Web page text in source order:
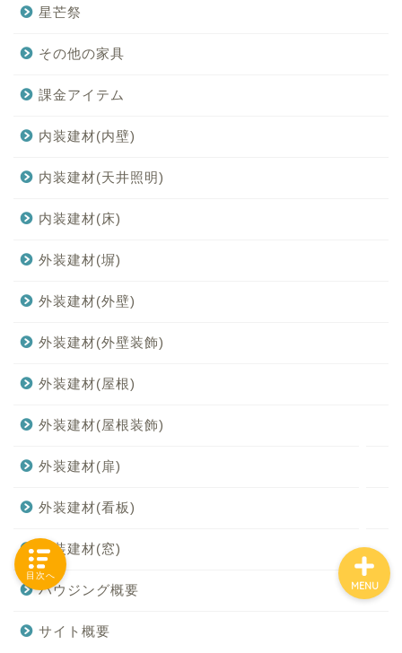
星芒祭
その他の家具
課金アイテム
内装建材(内壁)
内装建材(天井照明)
内装建材(床)
外装建材(塀)
外装建材(外壁)
外装建材(外壁装飾)
外装建材(屋根)
外装建材(屋根装飾)
外装建材(扉)
外装建材(看板)
外装建材(窓)
ハウジング概要
サイト概要
MENU
目次へ